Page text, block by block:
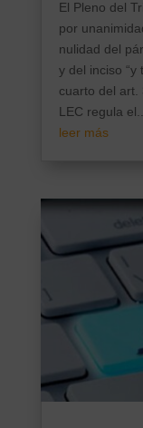
El Pleno del
por
nulidad del
y del inciso “y
cuarto del art.
LEC regula el...
leer más